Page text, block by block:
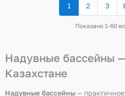
1(текущая
2 3
Показано 1-60
Надувные бассейны
Казахстане
Надувные бассейны —